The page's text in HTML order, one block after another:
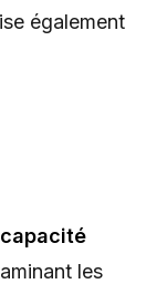
également
capacité
les